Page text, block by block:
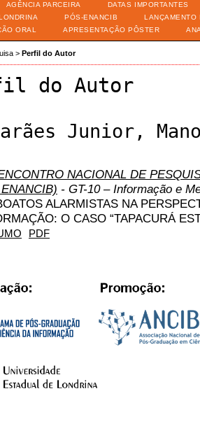
AGÊNCIA PARCEIRA
DATAS IMPORTANTES
PÓS-ENANCIB
LANÇAMENTO
ORAL
APRESENTAÇÃO PÔSTER
> Perfil do Autor
do Autor
Junior,
NACIONAL DE
- GT-10 – Informação e
ALARMISTAS NA
O CASO “TAPACURÁ
PDF